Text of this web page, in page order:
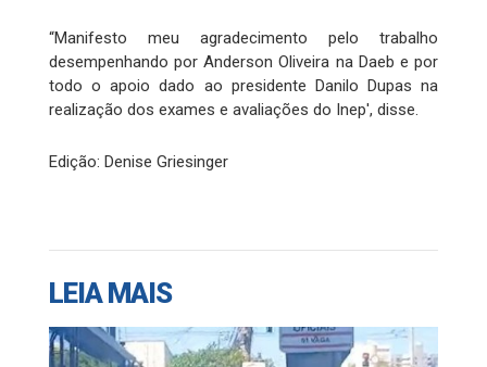
“Manifesto meu agradecimento pelo trabalho
desempenhando por Anderson Oliveira na Daeb e por
todo o apoio dado ao presidente Danilo Dupas na
realização dos exames e avaliações do Inep', disse.
Edição: Denise Griesinger
LEIA MAIS